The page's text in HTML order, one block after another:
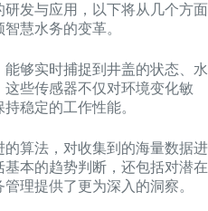
发与应用，以下将从几个方面
慧水务的变革。
够实时捕捉到井盖的状态、水
些传感器不仅对环境变化敏
稳定的工作性能。
算法，对收集到的海量数据进
本的趋势判断，还包括对潜在
理提供了更为深入的洞察。